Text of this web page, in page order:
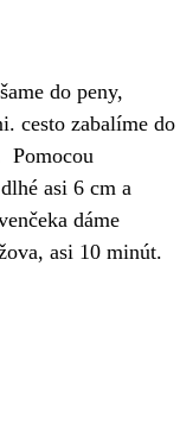
do peny,
cesto zabalíme do
Pomocou
asi 6 cm a
dáme
asi 10 minút.